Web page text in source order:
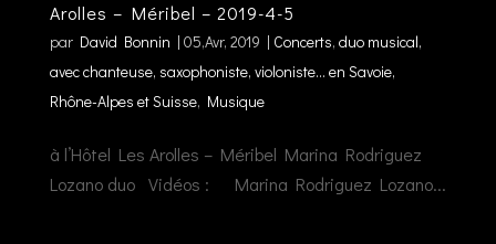
Arolles – Méribel – 2019-4-5
par David Bonnin | 05,Avr, 2019 | Concerts, duo musical,
avec chanteuse, saxophoniste, violoniste... en Savoie,
Rhône-Alpes et Suisse, Musique
à l’Hôtel Les Arolles – Méribel Marina Rodriguez
Lozano duo Vidéos : Marina Rodriguez Lozano...